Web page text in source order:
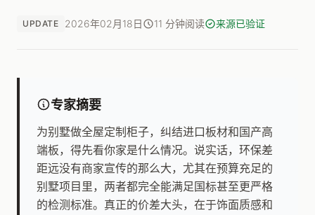
UPDATE 2026年02月18日 11 分钟阅读 来源已验证
专家摘要
为别墅做全屋定制柜子，纠结进口板材和国产高
端板，得先看你家是什么情况。说实话，环保差
距远没有商家宣传的那么大，尤其在预算充足的
别墅项目里，两者都完全能满足国标甚至更严格
的检测标准。真正的价差大头，在于饰面质感和
立即预约